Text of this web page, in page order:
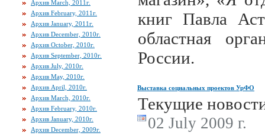
Архив March, 2011г.
Архив February, 2011г.
Архив January, 2011г.
Архив December, 2010г.
Архив October, 2010г.
Архив September, 2010г.
Архив July, 2010г.
Архив May, 2010г.
Архив April, 2010г.
Архив March, 2010г.
Архив February, 2010г.
Архив January, 2010г.
Архив December, 2009г.
книг Павла
областная
России.
Выставка социальных проектов УрФО
Текущие
02 July 2009 г.